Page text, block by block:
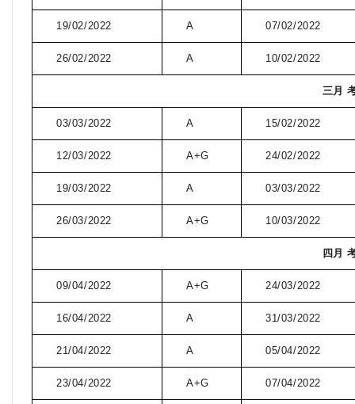
19/02/2022 A 07/02/2022
26/02/2022 A 10/02/2022
三月
03/03/2022 A 15/02/2022
12/03/2022 A+G 24/02/2022
19/03/2022 A 03/03/2022
26/03/2022 A+G 10/03/2022
四月
09/04/2022 A+G 24/03/2022
16/04/2022 A 31/03/2022
21/04/2022 A 05/04/2022
23/04/2022 A+G 07/04/2022